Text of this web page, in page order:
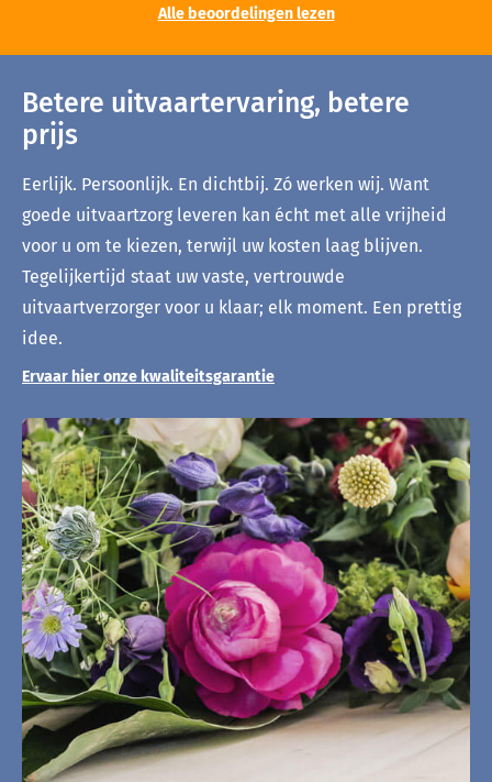
Alle beoordelingen lezen
Betere uitvaartervaring, betere
prijs
Eerlijk. Persoonlijk. En dichtbij. Zó werken wij. Want
goede uitvaartzorg leveren kan écht met alle vrijheid
voor u om te kiezen, terwijl uw kosten laag blijven.
Tegelijkertijd staat uw vaste, vertrouwde
uitvaartverzorger voor u klaar; elk moment. Een prettig
idee.
Ervaar hier onze kwaliteitsgarantie